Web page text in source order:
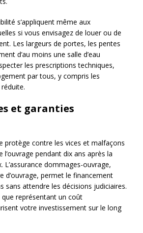
s’appliquent même aux
si vous envisagez de louer ou de
Les largeurs de portes, les pentes
d’au moins une salle d’eau
les prescriptions techniques,
par tous, y compris les
et garanties
protège contre les vices et malfaçons
pendant dix ans après la
L’assurance dommages-ouvrage,
d’ouvrage, permet le financement
sans attendre les décisions judiciaires.
représentant un coût
votre investissement sur le long